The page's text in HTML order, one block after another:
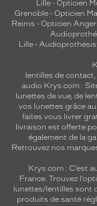
Lille - Opticien
Grenoble - Opticien
Reims - Opticien
Lille-
lentilles de contact,
audio Krys.com :
lunettes de vue, de
vos lunettes grâce
faites vous livrer
livraison est offerte
également de la
Retrouvez nos
Krys.com : C’est
France. Trouvez
lunettes/lentilles sont
produits de santé